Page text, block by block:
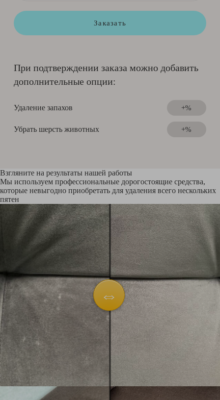
Заказать
При подтверждении заказа можно добавить
дополнительные опции:
Удаление запахов +%
Убрать шерсть животных +%
Взгляните на результаты нашей работы
Мы используем профессиональные дорогостоящие средства,
которые невыгодно приобретать для удаления всего нескольких
пятен